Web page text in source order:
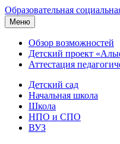
Образовательная
Меню
Обзор возможностей
Детский проект
Аттестация
Детский сад
Начальная школа
Школа
НПО и СПО
ВУЗ